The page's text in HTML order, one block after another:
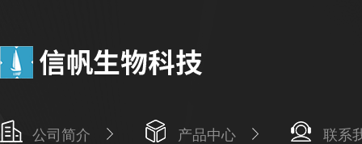
公司简介 产品中心 联系